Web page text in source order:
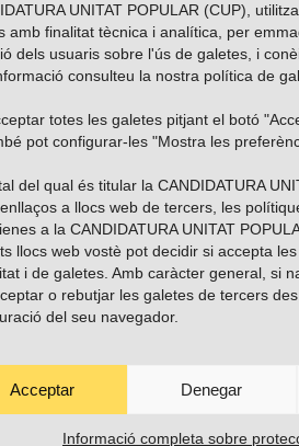
UNITAT POPULAR (CUP),
amb finalitat tècnica i analítica, per
dels usuaris sobre l'ús de galetes, i
consulteu la nostra política de
totes les galetes pitjant el botó
pot configurar-les "Mostra les
del qual és titular la CANDIDATURA
a llocs web de tercers, les
a la CANDIDATURA UNITAT
llocs web vostè pot decidir si accepta
i de galetes. Amb caràcter general, si
o rebutjar les galetes de tercers
del seu navegador.
Acceptar Denegar
Informació completa sobre
Troba’ns a les
TRANSPARÈNCIA
PROTECCIÓ DE DADES